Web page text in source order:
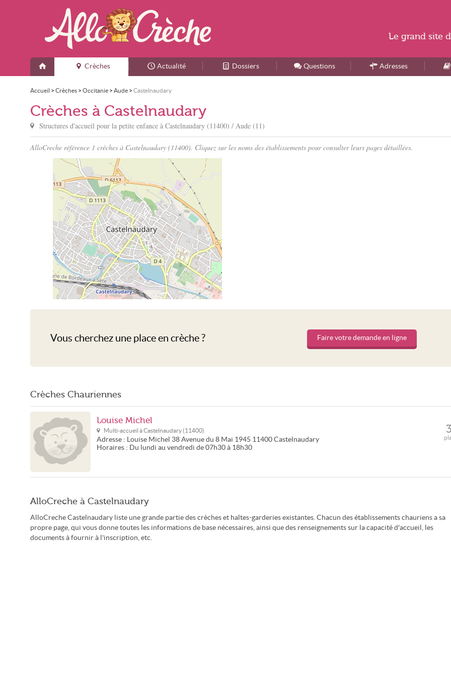
Accueil
Crèches Actualité Dossiers Questions Adresses
Accueil > Crèches > Occitanie > Aude > Castelnaudary
Crèches à Castelnaudary
Structures d'accueil pour la petite enfance à Castelnaudary (11400) / Aude (11)
AlloCreche référence 1 crèches à Castelnaudary (11400). Cliquez sur les noms des établissements pour consulter leurs pages détaillées.
Vous cherchez une place en crèche ? Faire votre demande en ligne
Crèches Chauriennes
Louise Michel
Multi-accueil àCastelnaudary (11400)
Adresse : Louise Michel 38 Avenue du 8 Mai 1945 11400 Castelnaudary
Horaires : Du lundi au vendredi de 07h30 à 18h30
AlloCreche à Castelnaudary
AlloCreche Castelnaudary liste une grande partie des crèches et haltes-garderies existantes. Chacun des établissements chauriens a sa
propre page, qui vous donne toutes les informations de base nécessaires, ainsi que des renseignements sur la capacité d'accueil, les
documents à fournir à l'inscription, etc.
Le grand site